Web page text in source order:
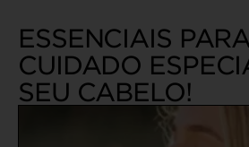
online
ESSENCIAIS
CUIDADO
SEU CABELO!